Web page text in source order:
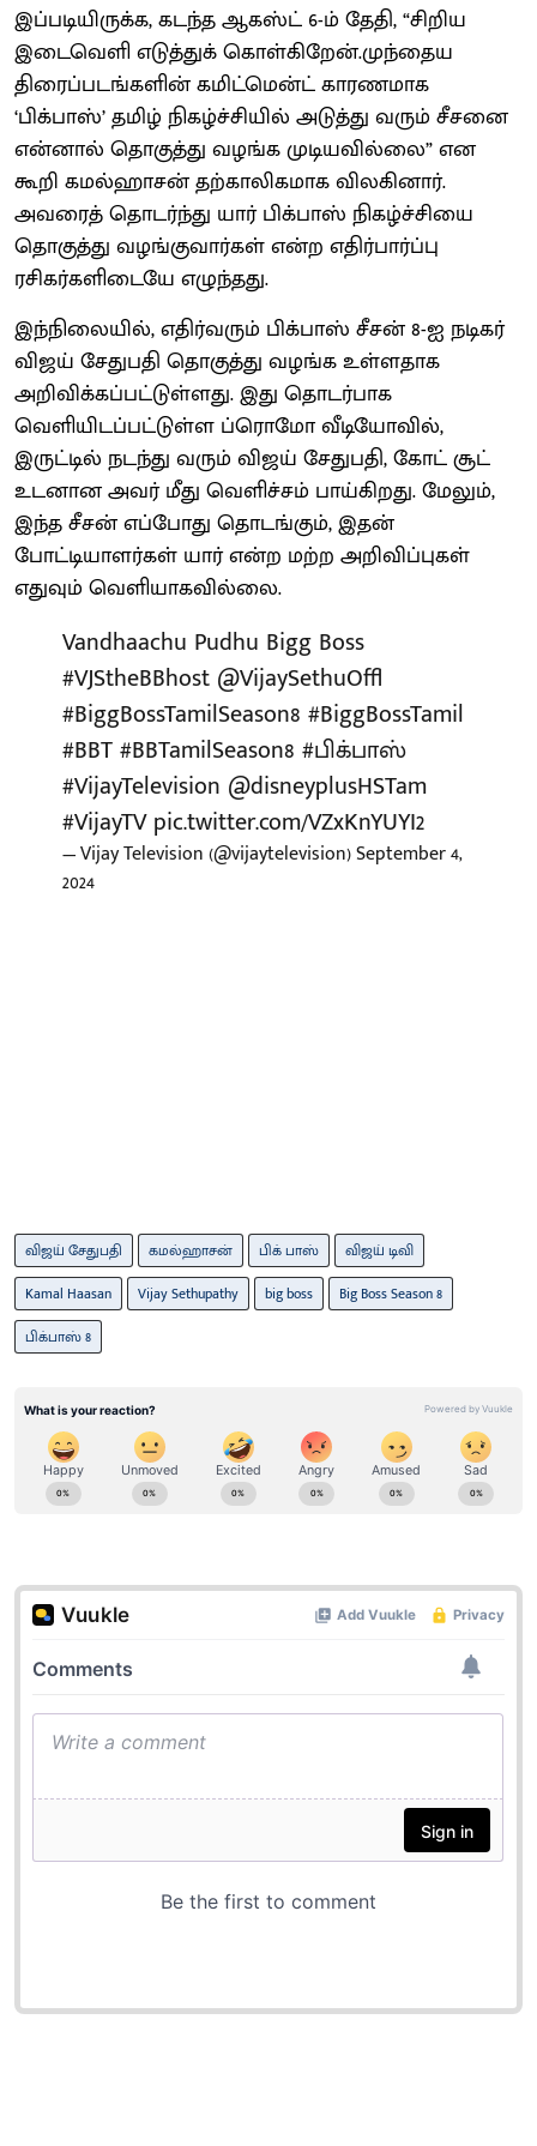
இப்படியிருக்க, கடந்த ஆகஸ்ட் 6-ம் தேதி, “சிறிய
இடைவெளி எடுத்துக் கொள்கிறேன்.முந்தைய
திரைப்படங்களின் கமிட்மென்ட் காரணமாக
‘பிக்பாஸ்’ தமிழ் நிகழ்ச்சியில் அடுத்து வரும் சீசனை
என்னால் தொகுத்து வழங்க முடியவில்லை” என
கூறி கமல்ஹாசன் தற்காலிகமாக விலகினார்.
அவரைத் தொடர்ந்து யார் பிக்பாஸ் நிகழ்ச்சியை
தொகுத்து வழங்குவார்கள் என்ற எதிர்பார்ப்பு
ரசிகர்களிடையே எழுந்தது.
இந்நிலையில், எதிர்வரும் பிக்பாஸ் சீசன் 8-ஐ நடிகர்
விஜய் சேதுபதி தொகுத்து வழங்க உள்ளதாக
அறிவிக்கப்பட்டுள்ளது. இது தொடர்பாக
வெளியிடப்பட்டுள்ள ப்ரொமோ வீடியோவில்,
இருட்டில் நடந்து வரும் விஜய் சேதுபதி, கோட் சூட்
உடனான அவர் மீது வெளிச்சம் பாய்கிறது. மேலும்,
இந்த சீசன் எப்போது தொடங்கும், இதன்
போட்டியாளர்கள் யார் என்ற மற்ற அறிவிப்புகள்
எதுவும் வெளியாகவில்லை.
Vandhaachu Pudhu Bigg Boss
#VJStheBBhost @VijaySethuOffl
#BiggBossTamilSeason8 #BiggBossTamil
#BBT#BBTamilSeason8 #பிக்பாஸ்
#VijayTelevision @disneyplusHSTam
#VijayTV pic.twitter.com/VZxKnYUYI2
— Vijay Television (@vijaytelevision)September 4,
2024
விஜய் சேதுபதி கமல்ஹாசன் பிக் பாஸ்
விஜய் டிவி
Kamal Haasan
Vijay Sethupathy big boss
Big Boss Season 8
பிக்பாஸ் 8